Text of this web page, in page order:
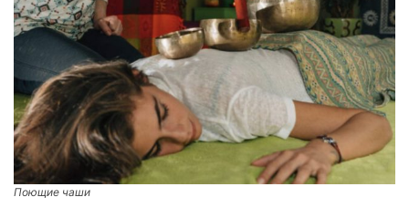
Поющие чаши